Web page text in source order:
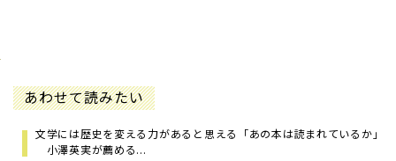
あわせて読みたい
文学には歴史を変える力があると思える「あの本は読まれているか」
小澤英実が薦める...